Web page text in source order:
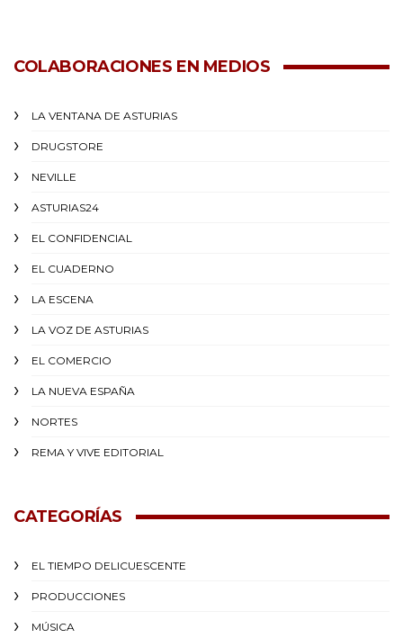
COLABORACIONES EN MEDIOS
LA VENTANA DE ASTURIAS
DRUGSTORE
NEVILLE
ASTURIAS24
EL CONFIDENCIAL
EL CUADERNO
LA ESCENA
LA VOZ DE ASTURIAS
EL COMERCIO
LA NUEVA ESPAÑA
NORTES
REMA Y VIVE EDITORIAL
CATEGORÍAS
EL TIEMPO DELICUESCENTE
PRODUCCIONES
MÚSICA